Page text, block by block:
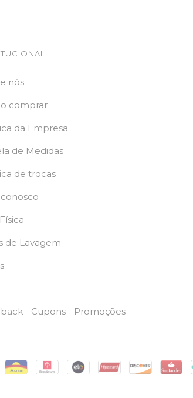
nós
comprar
da Empresa
de Medidas
de trocas
de Lavagem
- Cupons - Promoções